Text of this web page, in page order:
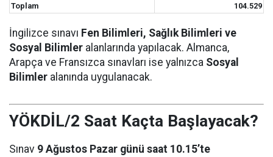
Toplam
104.529
İngilizce sınavı Fen Bilimleri, Sağlık Bilimleri ve
Sosyal Bilimler alanlarında yapılacak. Almanca,
Arapça ve Fransızca sınavları ise yalnızca Sosyal
Bilimler alanında uygulanacak.
YÖKDİL/2 Saat Kaçta Başlayacak?
Sınav 9 Ağustos Pazar günü saat 10.15’te